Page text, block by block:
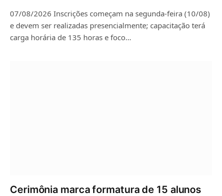
07/08/2026 Inscrições começam na segunda-feira (10/08)
e devem ser realizadas presencialmente; capacitação terá
carga horária de 135 horas e foco…
Cerimônia marca formatura de 15 alunos